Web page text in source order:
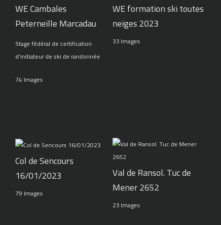
WE Cambales
Peterneille Marcadau
Stage fédéral de certification
d'initiateur de ski de randonnée
74 Images
WE formation ski toutes
neiges 2023
33 Images
Col de Sencours
16/01/2023
79 Images
Val de Ransol. Tuc de
Mener 2652
23 Images